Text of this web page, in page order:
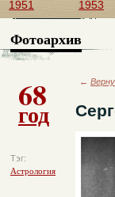
1951 1953
Фотоархив
68
год
Тэг:
Астрология
←